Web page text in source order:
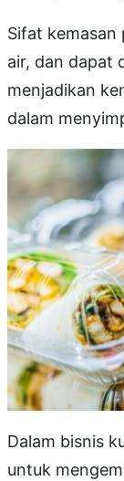
Sifat kemasan
air, dan dapat
menjadikan
dalam
Dalam bisnis
untuk